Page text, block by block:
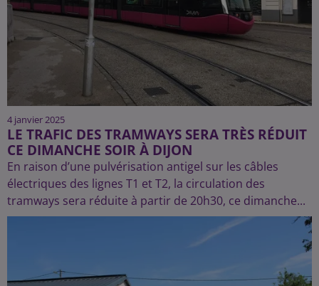
4 janvier 2025
LE TRAFIC DES TRAMWAYS SERA TRÈS RÉDUIT
CE DIMANCHE SOIR À DIJON
En raison d’une pulvérisation antigel sur les câbles
électriques des lignes T1 et T2, la circulation des
tramways sera réduite à partir de 20h30, ce dimanche...